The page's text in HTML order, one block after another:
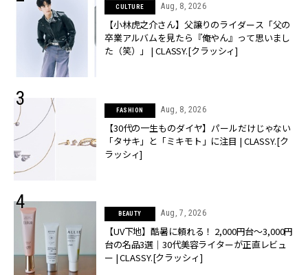
CULTURE Aug, 8, 2026
【小林虎之介さん】父譲りのライダース「父の
卒業アルバムを見たら『俺やん』って思いまし
た（笑）」 | CLASSY.[クラッシィ]
FASHION Aug, 8, 2026
【30代の一生ものダイヤ】パールだけじゃない
「タサキ」と「ミキモト」に注目 | CLASSY.[ク
ラッシィ]
BEAUTY Aug, 7, 2026
【UV下地】酷暑に頼れる！ 2,000円台〜3,000円
台の名品3選｜30代美容ライターが正直レビュ
ー | CLASSY.[クラッシィ]